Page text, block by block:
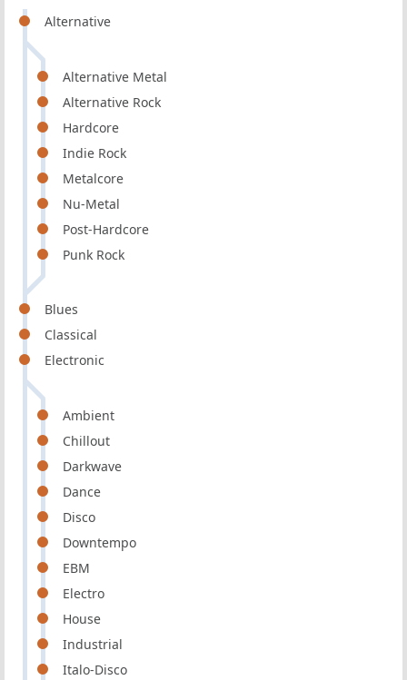
Alternative
Alternative Metal
Alternative Rock
Hardcore
Indie Rock
Metalcore
Nu-Metal
Post-Hardcore
Punk Rock
Blues
Classical
Electronic
Ambient
Chillout
Darkwave
Dance
Disco
Downtempo
EBM
Electro
House
Industrial
Italo-Disco